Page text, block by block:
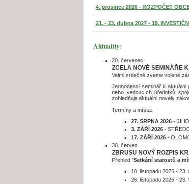
4. prosince 2026 - ROZPOČET
21. - 23. dubna 2027 - 19.
Aktuality:
20. červenec
ZCELA NOVÉ SEMINÁŘE
Velmi srdečně zveme volené
Jednodenní seminář k
nebo vedoucích úředníků
zohledňuje aktuální novely
Termíny a místa:
27. SRPNA 2026-
3. ZÁŘÍ 2026-
17. ZÁŘÍ 2026-
30. červen
ZBRUSU NOVÝ ROZPIS
Přehled "Setkání starostů a
10. listopadu 2026 - 23.
26. listopadu 2026 - 23.